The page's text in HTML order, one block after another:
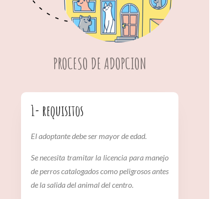
PROCESO DE ADOPCION
1- requisitos
El adoptante debe ser mayor de edad.
Se necesita tramitar la licencia para manejo
de perros catalogados como peligrosos antes
de la salida del animal del centro.